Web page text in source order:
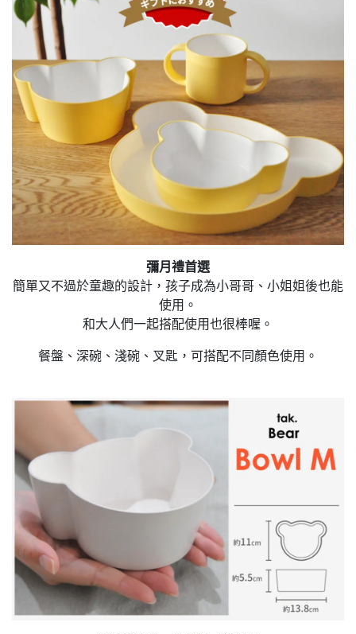
彌月禮首選
簡單又不過於童趣的設計，孩子成為小哥哥、小姐姐後也能
使用。
和大人們一起搭配使用也很棒喔。
餐盤、深碗、淺碗、叉匙，可搭配不同顏色使用。